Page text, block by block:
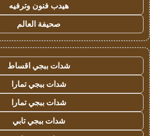
هيدب فنون وترفيه
صحيفة العالم
شدات ببجي اقساط
شدات ببجي تمارا
شدات ببجي تمارا
شدات ببجي تابي